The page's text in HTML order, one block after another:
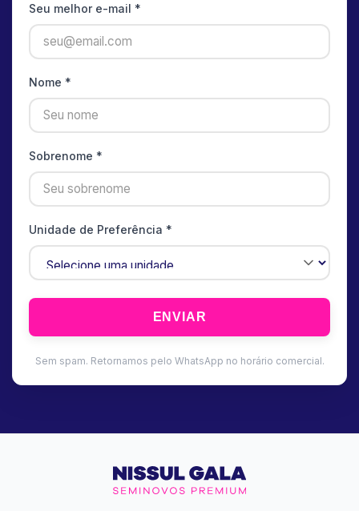
Seu melhor e-mail *
Nome *
Sobrenome *
Unidade de Preferência *
ENVIAR
Sem spam. Retornamos pelo WhatsApp no horário comercial.